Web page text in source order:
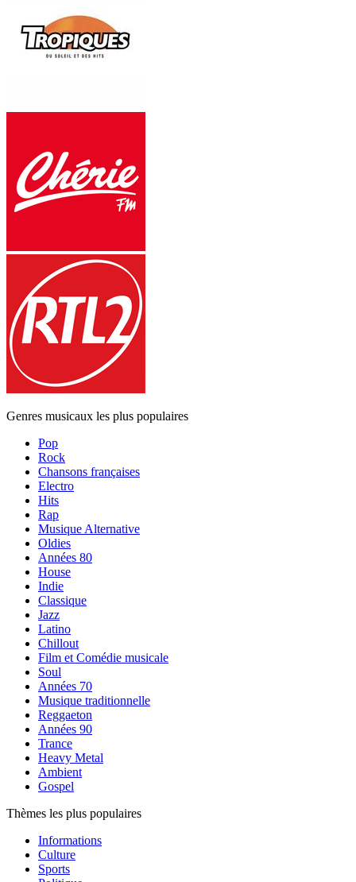
Genres musicaux les plus populaires
Pop
Rock
Chansons françaises
Electro
Hits
Rap
Musique Alternative
Oldies
Années 80
House
Indie
Classique
Jazz
Latino
Chillout
Film et Comédie musicale
Soul
Années 70
Musique traditionnelle
Reggaeton
Années 90
Trance
Heavy Metal
Ambient
Gospel
Thèmes les plus populaires
Informations
Culture
Sports